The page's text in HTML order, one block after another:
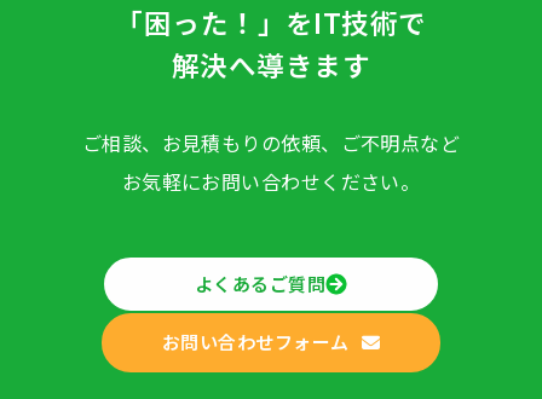
「困った！」をIT技術で
解決へ導きます
ご相談、お見積もりの依頼、ご不明点など
お気軽にお問い合わせください。
よくあるご質問
お問い合わせフォーム